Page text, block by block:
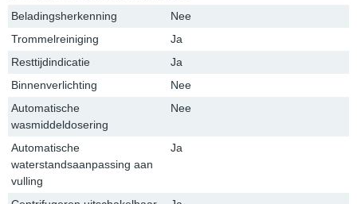
Beladingsherkenning
Nee
Trommelreiniging
Ja
Resttijdindicatie
Ja
Binnenverlichting
Nee
Automatische
wasmiddeldosering
Nee
Automatische
waterstandsaanpassing aan
vulling
Ja